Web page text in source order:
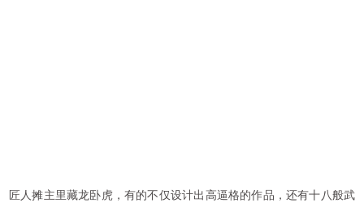
匠人摊主里藏龙卧虎，有的不仅设计出高逼格的作品，还有十八般武